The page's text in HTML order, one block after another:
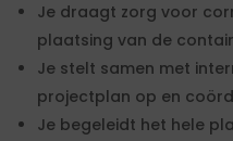
Je draagt zorg voor
plaatsing van de
Je stelt samen met
projectplan op en
Je begeleidt het hele